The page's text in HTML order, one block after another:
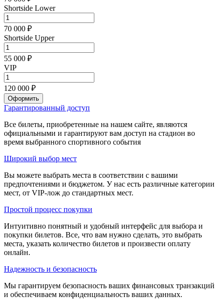
Shortside Lower
70 000 ₽
Shortside Upper
55 000 ₽
VIP
120 000 ₽
Оформить
Гарантированный доступ
Все билеты, приобретенные на нашем сайте, являются
официальными и гарантируют вам доступ на стадион во
время выбранного спортивного события
Широкий выбор мест
Вы можете выбрать места в соответствии с вашими
предпочтениями и бюджетом. У нас есть различные категории
мест, от VIP-лож до стандартных мест.
Простой процесс покупки
Интуитивно понятный и удобный интерфейс для выбора и
покупки билетов. Все, что вам нужно сделать, это выбрать
места, указать количество билетов и произвести оплату
онлайн.
Надежность и безопасность
Мы гарантируем безопасность ваших финансовых транзакций
и обеспечиваем конфиденциальность ваших данных.